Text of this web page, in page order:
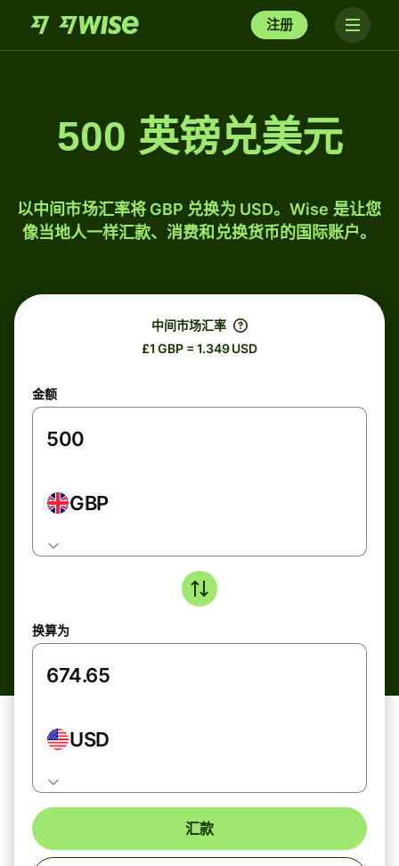
注册
500 英镑兑美元
以中间市场汇率将 GBP 兑换为 USD。Wise 是让您
像当地人一样汇款、消费和兑换货币的国际账户。
中间市场汇率
£1 GBP = 1.349 USD
金额
GBP
换算为
USD
汇款